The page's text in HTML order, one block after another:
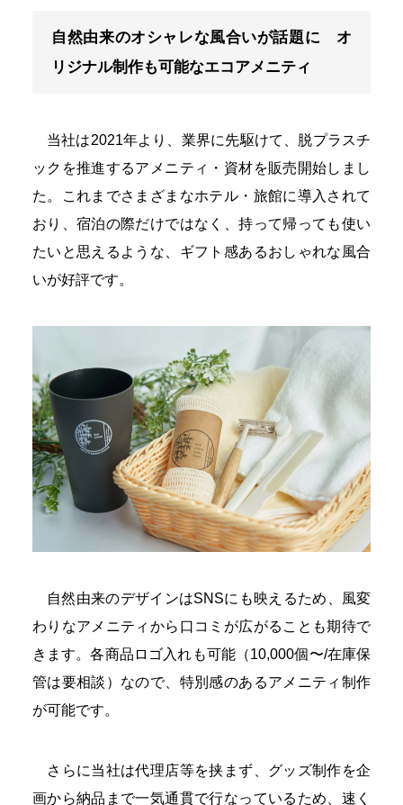
自然由来のオシャレな風合いが話題に オ
リジナル制作も可能なエコアメニティ
当社は2021年より、業界に先駆けて、脱プラスチ
ックを推進するアメニティ・資材を販売開始しまし
た。これまでさまざまなホテル・旅館に導入されて
おり、宿泊の際だけではなく、持って帰っても使い
たいと思えるような、ギフト感あるおしゃれな風合
いが好評です。
自然由来のデザインはSNSにも映えるため、風変
わりなアメニティから口コミが広がることも期待で
きます。各商品ロゴ入れも可能（10,000個〜/在庫保
管は要相談）なので、特別感のあるアメニティ制作
が可能です。
さらに当社は代理店等を挟まず、グッズ制作を企
画から納品まで一気通貫で行なっているため、速く